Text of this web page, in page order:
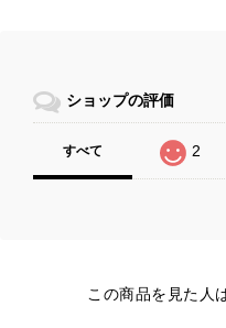
ショップの評価
すべて 2
この商品を見た人